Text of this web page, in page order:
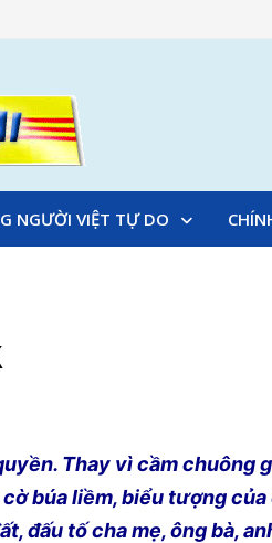
NGƯỜI VIỆT TỰ DO
Thay vì cầm chuông
búa liềm, biểu tượng
đấu tố cha mẹ, ông bà,